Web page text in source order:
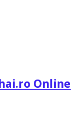
Online